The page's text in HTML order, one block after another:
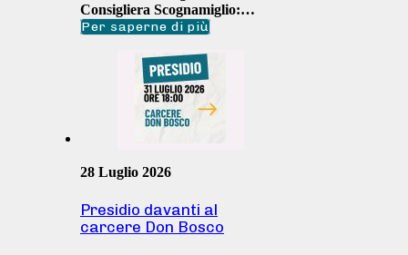
Consigliera Scognamiglio:…
Per saperne di più
28 Luglio 2026
Presidio davanti al
carcere Don Bosco